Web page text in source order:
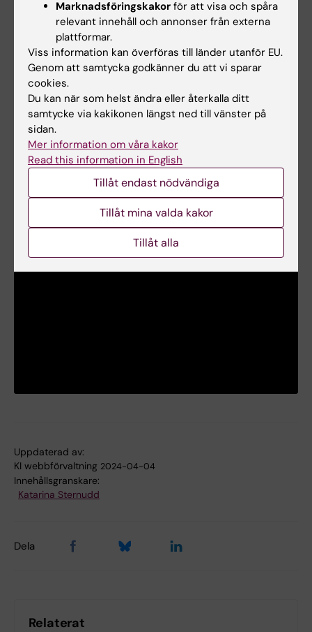
Scholar 2017. Richard Rosenquist Brandell utsågs
den 14 april 2017 till professor i klinisk genetik vid
Karolinska Institutet samt överläkare i klinisk
genetik vid Karolinska universitetssjukhuset.
Text: Anders Nilsson, först publicerad på
engelska i ”From Cell to Society” 2017.
Se en video
Uppdaterad av:
KI webbförvaltning 2024-04-04
Innehållsgranskare:
Katarina Sternudd
Dela
Relaterat
Marknadsföringskakor för att visa och spåra
relevant innehåll och annonser från externa
plattformar.
Viss information kan överföras till länder utanför EU.
Genom att samtycka godkänner du att vi sparar
cookies.
Du kan när som helst ändra eller återkalla ditt
samtycke via kakikonen längst ned till vänster på
sidan.
Mer information om våra kakor
Read this information in English
Tillåt endast nödvändiga
Tillåt mina valda kakor
Tillåt alla